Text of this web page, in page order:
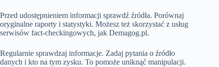
Przed udostępnieniem informacji sprawdź źródła. Porównaj
oryginalne raporty i statystyki. Możesz też skorzystać z usług
serwisów fact-checkingowych, jak Demagog.pl.
Regularnie sprawdzaj informacje. Zadaj pytania o źródło
danych i kto na tym zysku. To pomoże uniknąć manipulacji.